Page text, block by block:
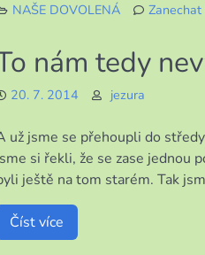
NAŠE DOVOLENÁ
nám tedy
20. 7. 2014 jezura
už jsme se přehoupli do
si řekli, že se zase jednou
ještě na tom starém. Tak
Číst více